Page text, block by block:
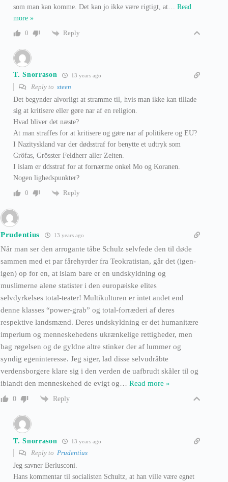
som man kan komme. Det kan jo ikke være rigtigt, at
Read
more »
0
Reply
T. Snorrason 13 years ago
Reply to steen
Det begynder alvorligt at stramme til, hvis man ikke kan tillade
sig at kritisere eller gøre nar af en religion.
Hvad bliver det næste?
At man straffes for at kritisere og gøre nar af politikere og EU?
I Nazityskland var der dødsstraf for benytte et udtryk som
Gröfas, Grösster Feldherr aller Zeiten.
I islam er ddsstraf for at fornærme onkel Mo og Koranen.
Nogen lighedspunkter?
0
Reply
Prudentius 13 years ago
Når man ser den arrogante tåbe Schulz selvfede den til døde
sammen med et par fårehyrder fra Teokratistan, går det (igen-
igen) op for en, at islam bare er en undskyldning og
muslimerne alene statister i den europæiske elites
selvdyrkelses total-teater! Multikulturen er intet andet end
denne klasses “power-grab” og total-forræderi af deres
respektive landsmænd. Deres undskyldning er det humanitære
imperium og menneskehedens ukrænkelige rettigheder, men
bag røgelsen og de gyldne altre stinker der af lummer og
syndig egeninteresse. Jeg siger, lad disse selvudråbte
verdensborgere klare sig i den verden de uafbrudt skåler til og
iblandt den menneskehed de evigt og… Read more »
0 Reply
T. Snorrason 13 years ago
Reply to Prudentius
Jeg savner Berlusconi.
Hans kommentar til socialisten Schultz, at han ville være egnet